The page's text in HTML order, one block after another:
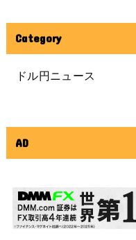
Category
ドル円ニュース
AD